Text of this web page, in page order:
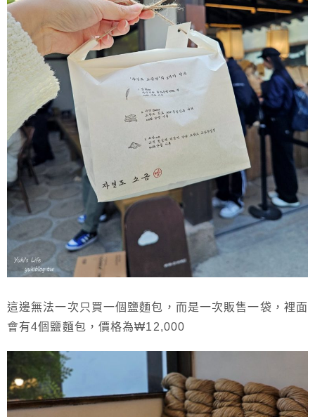
這邊無法一次只買一個鹽麵包，而是一次販售一袋，裡面
會有4個鹽麵包，價格為₩12,000